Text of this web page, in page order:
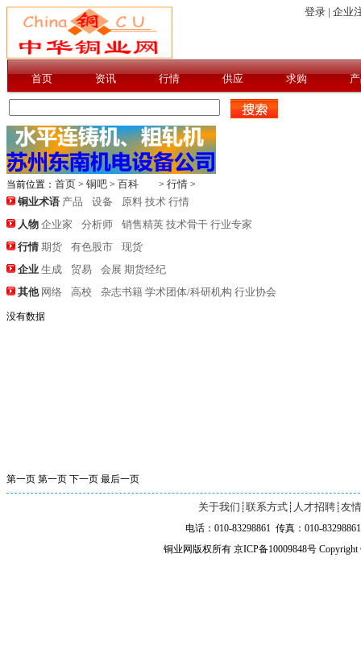
登录 | 企业
首页 资讯 行情 供应 求购
当前位置： 首页 > 铜吧 > 百科 > 行情 >
铜业术语 产品 设备 原料 技术 行情
人物 企业家 分析师 销售精英 技术骨干 行业专家
行情 期货 有色股市
现货
企业 生成 贸易 会展 期货经纪
其他 网络 高校 杂志书籍 学术团体/科研机构 行业协会
没有数据
第一页 第一页 下一页 最后一页
关于我们 ┊ 联系方式 ┊ 人才招聘 ┊ 友
电话：010-83298861 传真：010-
铜业网版权所有 京ICP备10009848号